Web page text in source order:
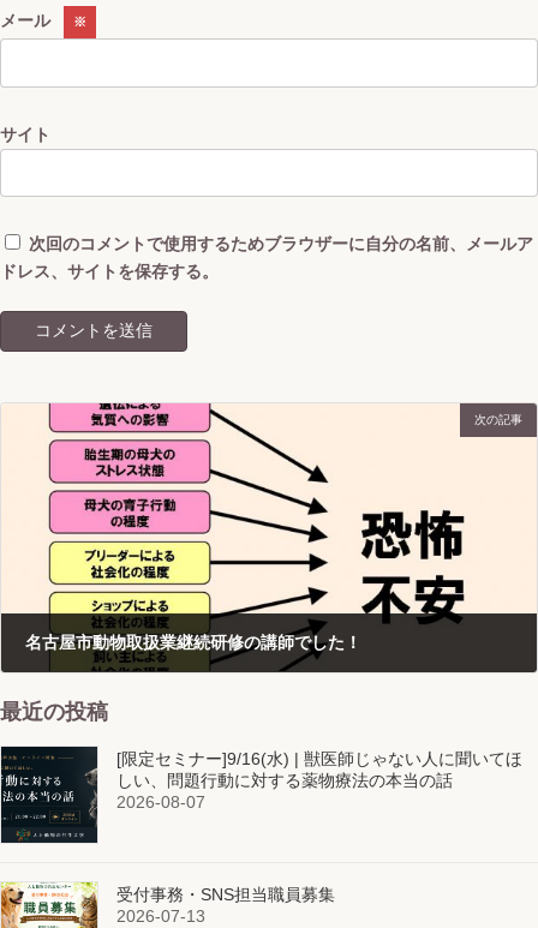
メール ※
サイト
次回のコメントで使用するためブラウザーに自分の名前、メールア
ドレス、サイトを保存する。
次の記事
名古屋市動物取扱業継続研修の講師でした！
最近の投稿
[限定セミナー]9/16(水) | 獣医師じゃない人に聞いてほ
しい、問題行動に対する薬物療法の本当の話
2026-08-07
受付事務・SNS担当職員募集
2026-07-13